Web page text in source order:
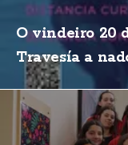
O vindeiro 20
Travesía a